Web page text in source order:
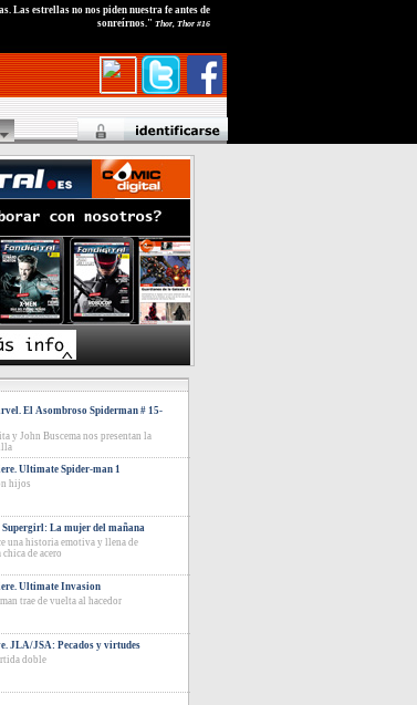
Las estrellas no nos piden nuestra fe antes de
sonreírnos." Thor, Thor #16
El Asombroso Spiderman # 15-
y John Buscema nos presentan la
Ultimate Spider-man 1
hijos
La mujer del mañana
una historia emotiva y llena de
de acero
Ultimate Invasion
trae de vuelta al hacedor
JLA/JSA: Pecados y virtudes
doble